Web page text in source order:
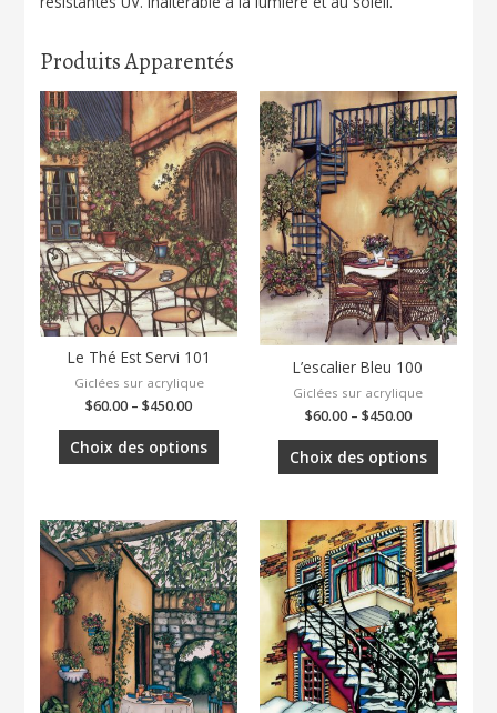
Produits Apparentés
Le Thé Est Servi 101
Giclées sur acrylique
$60.00 –$450.00
Choix des options
L’escalier Bleu 100
Giclées sur acrylique
$60.00– $450.00
Choix des options